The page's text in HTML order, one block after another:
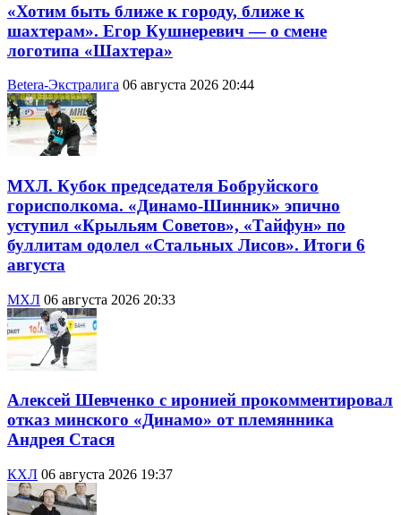
«Хотим быть ближе к городу, ближе к
шахтерам». Егор Кушнеревич — о смене
логотипа «Шахтера»
Betera-Экстралига 06 августа 2026 20:44
МХЛ. Кубок председателя Бобруйского
горисполкома. «Динамо-Шинник» эпично
уступил «Крыльям Советов», «Тайфун» по
буллитам одолел «Стальных Лисов». Итоги 6
августа
МХЛ 06 августа 2026 20:33
Алексей Шевченко с иронией прокомментировал
отказ минского «Динамо» от племянника
Андрея Стася
КХЛ 06 августа 2026 19:37